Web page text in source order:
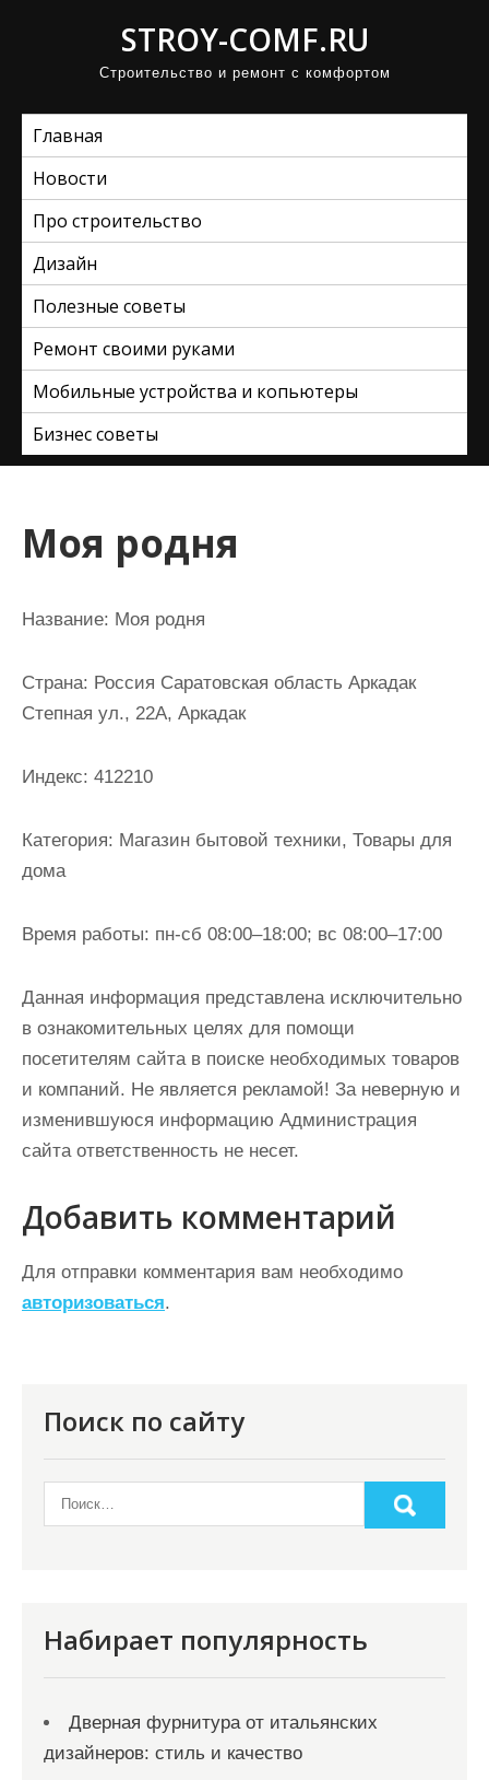
STROY-COMF.RU
Строительство и ремонт с комфортом
Главная
Новости
Про строительство
Дизайн
Полезные советы
Ремонт своими руками
Мобильные устройства и копьютеры
Бизнес советы
Моя родня
Название: Моя родня
Страна: Россия Саратовская область Аркадак
Степная ул., 22А, Аркадак
Индекс: 412210
Категория: Магазин бытовой техники, Товары для
дома
Время работы: пн-сб 08:00–18:00; вс 08:00–17:00
Данная информация представлена исключительно
в ознакомительных целях для помощи
посетителям сайта в поиске необходимых товаров
и компаний. Не является рекламой! За неверную и
изменившуюся информацию Администрация
сайта ответственность не несет.
Добавить комментарий
Для отправки комментария вам необходимо
авторизоваться.
Поиск по сайту
Набирает популярность
Дверная фурнитура от итальянских
дизайнеров: стиль и качество